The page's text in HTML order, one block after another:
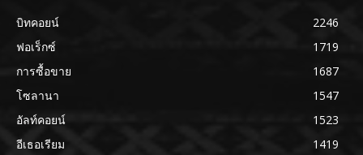
บิทคอยน์
2246
ฟอเร็กซ์
1719
การซื้อขาย
1687
โซลานา
1547
อัลท์คอยน์
1523
อีเธอเรียม
1419